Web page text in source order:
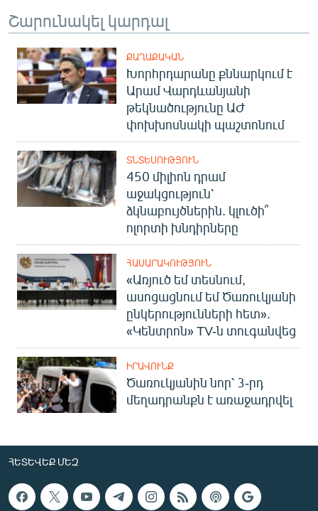
«Ազատության» բոլոր կայքերը
Շարունակել կարդալ
ՔԱՂԱՔԱԿԱՆ
Խորհրդարանը քննարկում է
Արամ Վարդևանյանի
թեկնածությունը ԱԺ
փոխխոսնակի պաշտոնում
ՏՆՏԵՍՈՒԹՅՈՒՆ
450 միլիոն դրամ
աջակցություն՝
ձկնաբույծներին. կլուծի՞
ոլորտի խնդիրները
ՀԱՍԱՐԱԿՈՒԹՅՈՒՆ
«Առյուծ եմ տեսնում,
ասոցացնում եմ Ծառուկյանի
ընկերությունների հետ».
«Կենտրոն» TV-ն տուգանվեց
ԻՐԱՎՈՒՆՔ
Ծառուկյանին նոր՝ 3-րդ
մեղադրանքն է առաջադրվել
ՀԵՏԵՎԵՔ ՄԵԶ